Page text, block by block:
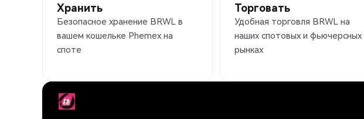
Хранить
Безопасное хранение BRWL в
вашем кошельке Phemex на
споте
Торговать
Удобная торговля BRWL на
наших спотовых и фьючерсных
рынках